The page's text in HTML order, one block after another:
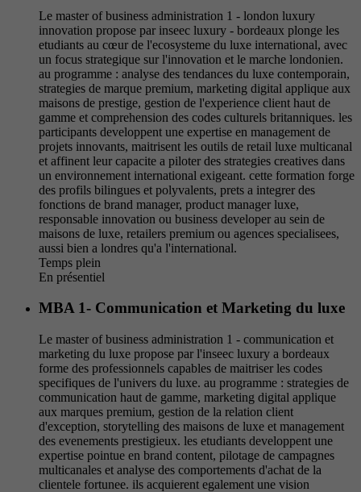
Le master of business administration 1 - london luxury
innovation propose par inseec luxury - bordeaux plonge les
etudiants au cœur de l'ecosysteme du luxe international, avec
un focus strategique sur l'innovation et le marche londonien.
au programme : analyse des tendances du luxe contemporain,
strategies de marque premium, marketing digital applique aux
maisons de prestige, gestion de l'experience client haut de
gamme et comprehension des codes culturels britanniques. les
participants developpent une expertise en management de
projets innovants, maitrisent les outils de retail luxe multicanal
et affinent leur capacite a piloter des strategies creatives dans
un environnement international exigeant. cette formation forge
des profils bilingues et polyvalents, prets a integrer des
fonctions de brand manager, product manager luxe,
responsable innovation ou business developer au sein de
maisons de luxe, retailers premium ou agences specialisees,
aussi bien a londres qu'a l'international.
Temps plein
En présentiel
MBA 1- Communication et Marketing du luxe
Le master of business administration 1 - communication et
marketing du luxe propose par l'inseec luxury a bordeaux
forme des professionnels capables de maitriser les codes
specifiques de l'univers du luxe. au programme : strategies de
communication haut de gamme, marketing digital applique
aux marques premium, gestion de la relation client
d'exception, storytelling des maisons de luxe et management
des evenements prestigieux. les etudiants developpent une
expertise pointue en brand content, pilotage de campagnes
multicanales et analyse des comportements d'achat de la
clientele fortunee. ils acquierent egalement une vision